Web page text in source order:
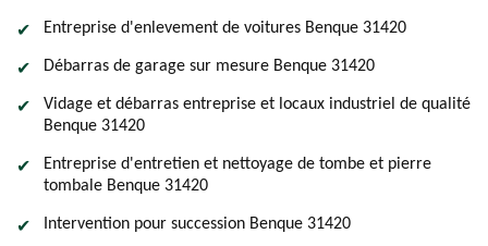
Entreprise d'enlevement de voitures Benque 31420
Débarras de garage sur mesure Benque 31420
Vidage et débarras entreprise et locaux industriel de qualité
Benque 31420
Entreprise d'entretien et nettoyage de tombe et pierre
tombale Benque 31420
Intervention pour succession Benque 31420